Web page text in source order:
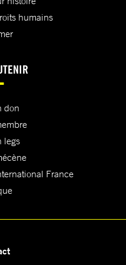
humains
don
legs
France